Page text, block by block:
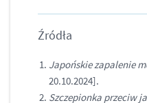
Źródła
Japońskie zapalenie
20.10.2024].
Szczepionka przeciw